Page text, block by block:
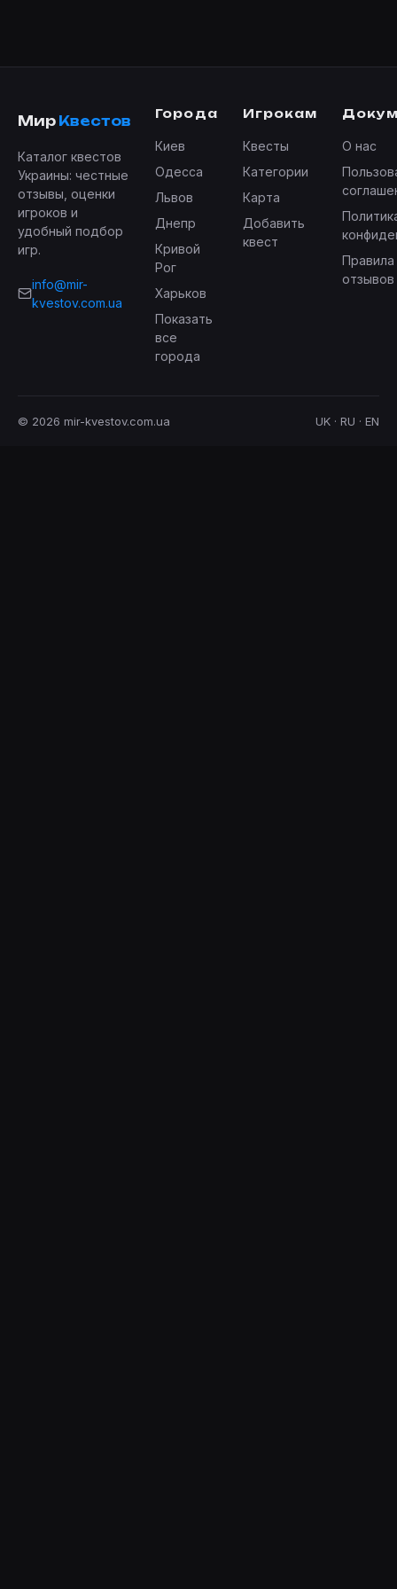
Мир Квестов
Каталог квестов
Украины: честные
отзывы, оценки
игроков и
удобный подбор
игр.
info@mir-
kvestov.com.ua
Города
Киев
Одесса
Львов
Днепр
Кривой
Рог
Харьков
Показать
все
города
Игрокам
Квесты
Категории
Карта
Добавить
квест
О нас
отзывов
© 2026 mir-kvestov.com.ua UK · RU · EN